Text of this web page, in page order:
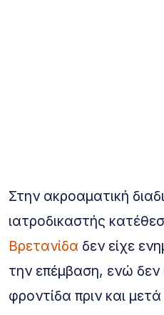
Στην ακροαματική
ιατροδικαστής
Βρετανίδα δεν είχε
την επέμβαση, ενώ
φροντίδα πριν και μετά